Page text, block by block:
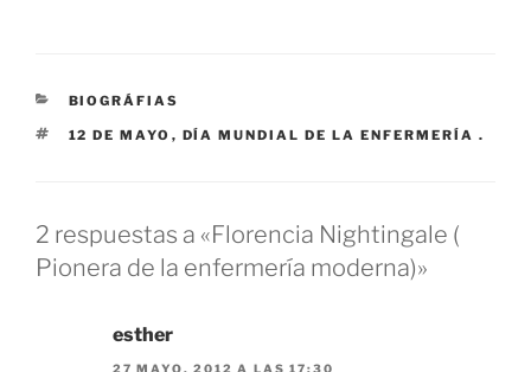
CATEGORÍAS
BIOGRÁFIAS
ETIQUETAS
12 DE MAYO , DÍA MUNDIAL DE LA ENFERMERÍA .
2 respuestas a «Florencia Nightingale (
Pionera de la enfermería moderna)»
esther
27 MAYO, 2012 A LAS 17:30